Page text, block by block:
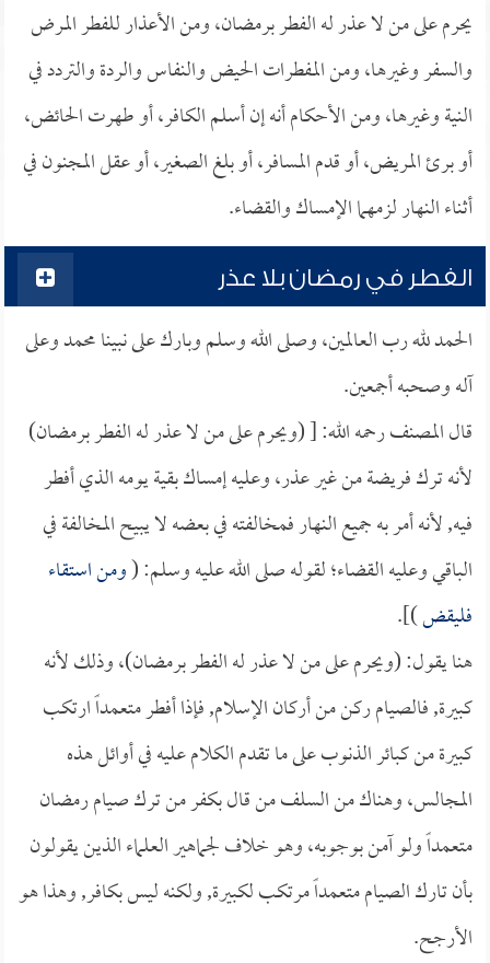
يحرم على من لا عذر له الفطر برمضان، ومن الأعذار للفطر المرض
والسفر وغيرها، ومن المفطرات الحيض والنفاس والردة والتردد في
النية وغيرها، ومن الأحكام أنه إن أسلم الكافر، أو طهرت الحائض،
أو برئ المريض، أو قدم المسافر، أو بلغ الصغير، أو عقل المجنون في
أثناء النهار لزمهما الإمساك والقضاء.
الفطر في رمضان بلا عذر
الحمد لله رب العالمين، وصلى الله وسلم وبارك على نبينا محمد وعلى
آله وصحبه أجمعين.
قال المصنف رحمه الله: [ (ويحرم على من لا عذر له الفطر برمضان)
لأنه ترك فريضة من غير عذر، وعليه إمساك بقية يومه الذي أفطر
فيه, لأنه أمر به جميع النهار فمخالفته في بعضه لا يبيح المخالفة في
الباقي وعليه القضاء؛ لقوله صلى الله عليه وسلم: (ومن استقاء
فليقض)].
هنا يقول: (ويحرم على من لا عذر له الفطر برمضان)، وذلك لأنه
كبيرة, فالصيام ركن من أركان الإسلام, فإذا أفطر متعمداً ارتكب
كبيرة من كبائر الذنوب على ما تقدم الكلام عليه في أوائل هذه
المجالس، وهناك من السلف من قال بكفر من ترك صيام رمضان
متعمداً ولو آمن بوجوبه، وهو خلاف لجماهير العلماء الذين يقولون
بأن تارك الصيام متعمداً مرتكب لكبيرة, ولكنه ليس بكافر, وهذا هو
الأرجح.